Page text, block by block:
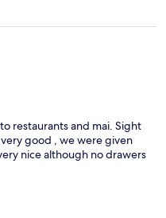
restaurants and mai. Sight
good , we were given
nice although no drawers